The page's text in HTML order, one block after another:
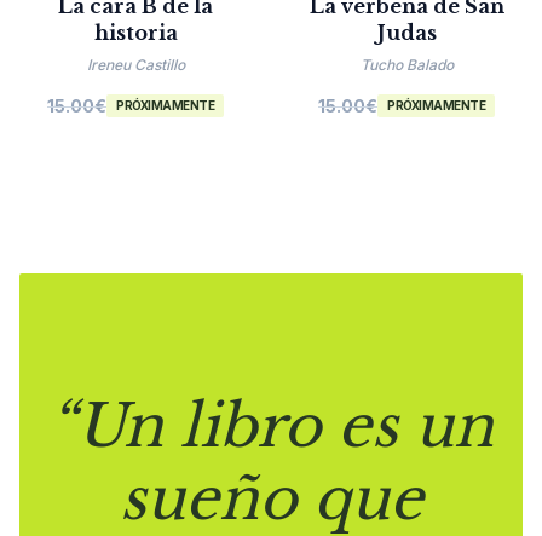
La cara B de la
historia
Ireneu Castillo
15.00€ PRÓXIMAMENTE
La verbena de San
Judas
Tucho Balado
15.00€ PRÓXIMAMENTE
“Un libro es un
sueño que